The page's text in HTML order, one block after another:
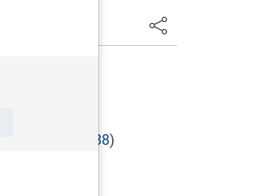
§ 41 ESTG 1988)